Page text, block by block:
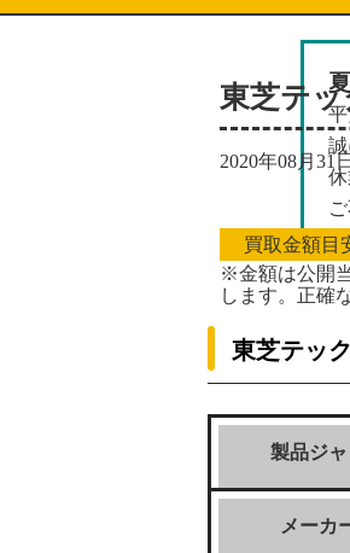
東芝テッ
2020年08月31
買取金額目
※金額は公開
します。正確
東芝テッ
製品ジ
メーカ